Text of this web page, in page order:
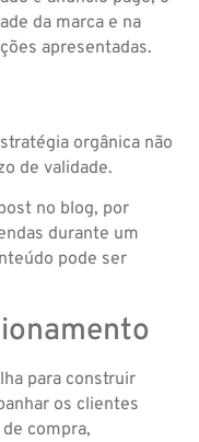
da marca e na
apresentadas.
orgânica não
de validade.
no blog, por
durante um
pode ser
para construir
os clientes
compra,